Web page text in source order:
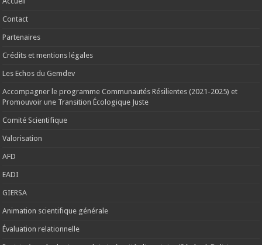
Contact
Partenaires
Crédits et mentions légales
Les Echos du Gemdev
Accompagner le programme Communautés Résilientes (2021-2025) et
Promouvoir une Transition Écologique Juste
Comité Scientifique
Valorisation
AFD
EADI
GIERSA
Animation scientifique générale
Évaluation relationnelle